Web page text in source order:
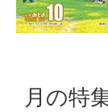
月の特